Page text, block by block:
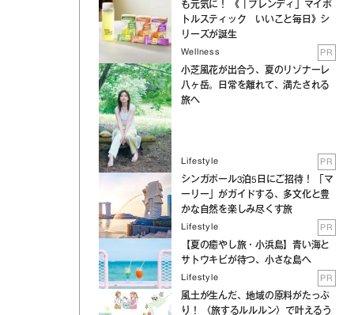
も元気に！ 《「ブレンディ」マイボ
トルスティック いいこと毎日》シ
リーズが誕生
Wellness PR
小芝風花が出合う、夏のリゾナーレ
八ヶ岳。日常を離れて、満たされる
旅へ
Lifestyle PR
シンガポール3泊5日にご招待！ 「マ
ーリー」がガイドする、多文化と豊
かな自然を楽しみ尽くす旅
Lifestyle PR
【夏の癒やし旅・小浜島】青い海と
サトウキビが待つ、小さな島へ
Lifestyle PR
風土が生んだ、地域の原料がたっぷ
り！ 〈旅するルルルン〉で叶えるう